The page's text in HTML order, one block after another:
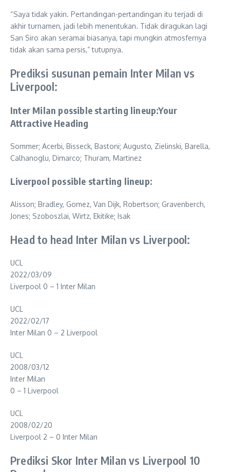
“Saya tidak yakin. Pertandingan-pertandingan itu terjadi di
akhir turnamen, jadi lebih menentukan. Tidak diragukan lagi
San Siro akan seramai biasanya, tapi mungkin atmosfernya
tidak akan sama persis,” tutupnya.
Prediksi susunan pemain Inter Milan vs
Liverpool:
Inter Milan possible starting lineup:Your
Attractive Heading
Sommer; Acerbi, Bisseck, Bastoni; Augusto, Zielinski, Barella,
Calhanoglu, Dimarco; Thuram, Martinez
Liverpool possible starting lineup:
Alisson; Bradley, Gomez, Van Dijk, Robertson; Gravenberch,
Jones; Szoboszlai, Wirtz, Ekitike; Isak
Head to head Inter Milan vs Liverpool:
UCL
2022/03/09
Liverpool 0 – 1 Inter Milan
UCL
2022/02/17
Inter Milan 0 – 2 Liverpool
UCL
2008/03/12
Inter Milan
0 – 1 Liverpool
UCL
2008/02/20
Liverpool 2 – 0 Inter Milan
Prediksi Skor Inter Milan vs Liverpool 10